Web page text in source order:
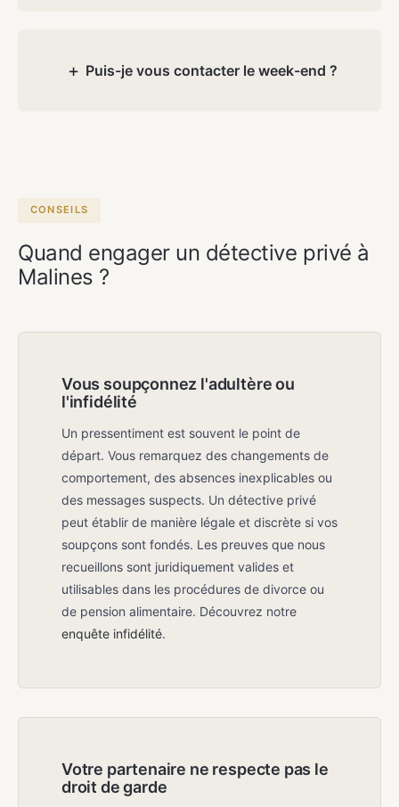
Willebroek, Heist-op-den-Berg, Lier,
Duffel et Berlaar.
Puis-je vous contacter le week-end ?
+
CONSEILS
Quand engager un détective privé à
Malines ?
Vous soupçonnez l'adultère ou
l'infidélité
Un pressentiment est souvent le point de
départ. Vous remarquez des changements de
comportement, des absences inexplicables ou
des messages suspects. Un détective privé
peut établir de manière légale et discrète si vos
soupçons sont fondés. Les preuves que nous
recueillons sont juridiquement valides et
utilisables dans les procédures de divorce ou
de pension alimentaire. Découvrez notre
enquête infidélité.
Votre partenaire ne respecte pas le
droit de garde